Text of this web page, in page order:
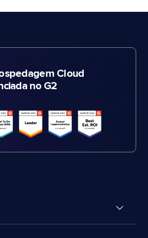
Cloud
no G2